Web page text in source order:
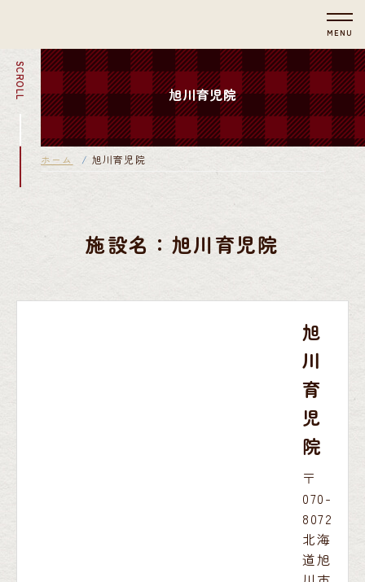
MENU
SCROLL 旭川育児院
ホーム 旭川育児院
施設名：旭川育児院
旭
川
育
児
院
〒
070-
8072
北海
道旭